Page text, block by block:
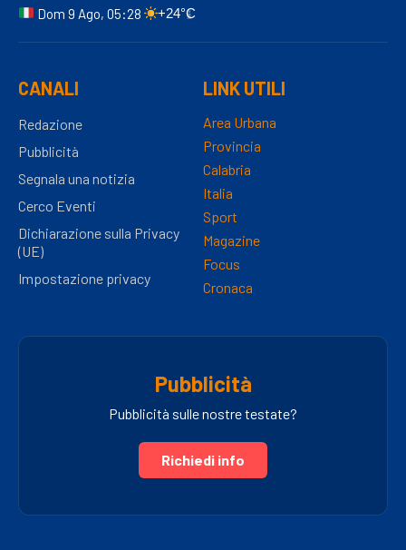
Dom 9 Ago, 05:28 +24°C
CANALI
Redazione
Pubblicità
Segnala una notizia
Cerco Eventi
Dichiarazione sulla Privacy
(UE)
Impostazione privacy
LINK UTILI
Area Urbana
Provincia
Calabria
Italia
Sport
Magazine
Focus
Cronaca
Pubblicità
Pubblicità sulle nostre testate?
Richiedi info